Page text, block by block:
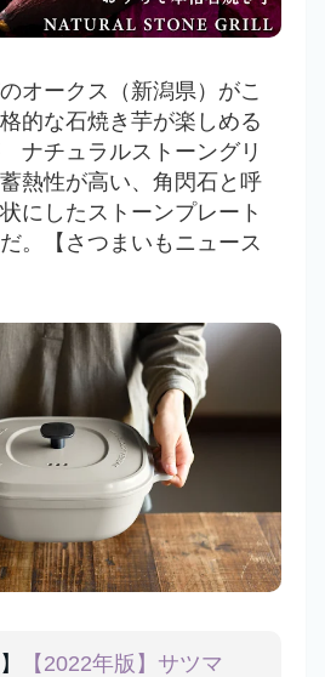
オークス（新潟県）がこ
的な石焼き芋が楽しめる
ナチュラルストーングリ
熱性が高い、角閃石と呼
にしたストーンプレート
。【さつまいもニュース
【2022年版】サツマ